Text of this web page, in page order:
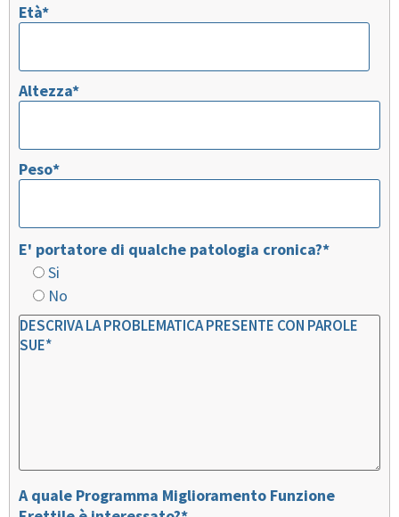
Età*
Altezza*
Peso*
E' portatore di qualche patologia cronica?*
Si
No
A quale Programma Miglioramento Funzione